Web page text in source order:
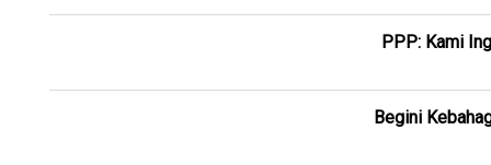
PPP: Kami
Begini